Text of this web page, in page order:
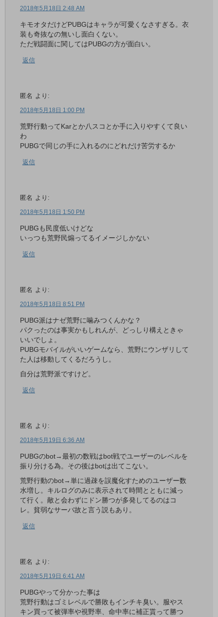
2018年5月18日 2:48 AM
キモオタだけどPUBGはキャラが可愛くなさすぎる。衣
装も奇抜なの無いし面白くない。
ただ戦闘面に関してはPUBGの方が面白い。
返信
匿名 より:
2018年5月18日 1:00 PM
荒野行動ってKarとか八スコとか手に入りやすくて良い
わ
PUBGで同じの手に入れるのにどれだけ苦労するか
返信
匿名 より:
2018年5月18日 1:50 PM
PUBGも民度低いけどな
いっつも荒野民煽ってるイメージしかない
返信
匿名 より:
2018年5月18日 8:51 PM
PUBG派はナゼ荒野に噛みつくんかな？
パクったのは事実かもしれんが、どっしり構えときゃ
いいでしょ。
PUBGモバイルがいいゲームなら、荒野にウンザリして
た人は移動してくるだろうし。
自分は荒野派ですけど。
返信
匿名 より:
2018年5月19日 6:36 AM
PUBGのbot→最初の数戦はbot戦でユーザーのレベルを
振り分ける為。その後はbotは出てこない。
荒野行動のbot→単に過疎を誤魔化すためのユーザー数
水増し。キルログのみに表示されて時間とともに減っ
て行く。敵と会わずにドン勝つが多発してるのはコ
レ。貧弱なサーバ故と言う説もあり。
返信
匿名 より:
2018年5月19日 6:41 AM
PUBGやって分かった事は
荒野行動はゴミレベルで勝敗もインチキ臭い。服やス
キン買って被弾率や視野率、命中率に補正貰って勝つ